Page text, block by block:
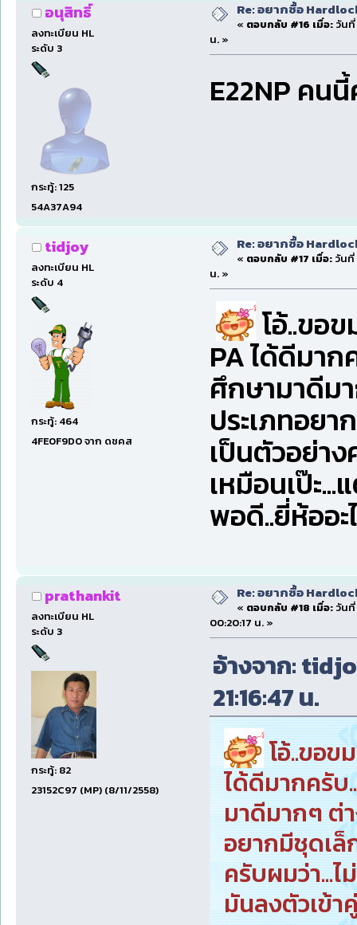
อนุสิทธิ์
ลงทะเบียน HL
ระดับ 3
กระทู้: 125
54A37A94
Re: อยากซื้อ
« ตอบกลับ #16 เมื่อ:วันที่
น. »
E22NP คน
tidjoy
ลงทะเบียน HL
ระดับ 4
กระทู้: 464
4FE0F9D0 จาก ดชคส
Re: อยากซื้อ
« ตอบกลับ #17 เมื่อ:วันที่
น. »
โอ้..ขอ
PA ได้ดีมาก
ศึกษามาดีม
ประเภทอยา
เป็นตัวอย่าง
เหมือนเป๊ะ
พอดี..ยี่ห้ออ
prathankit
ลงทะเบียน HL
ระดับ 3
กระทู้: 82
23152C97 (MP) (8/11/2558)
Re: อยากซื้อ
« ตอบกลับ #18 เมื่อ:วันที่
00:20:17 น. »
อ้างจาก:
21:16:47 น.
โอ้..ขอข
ได้ดีมากครับ
มาดีมากๆ ต่า
อยากมีชุดเล็
ครับผมว่า...ไ
มันลงตัวเข้า